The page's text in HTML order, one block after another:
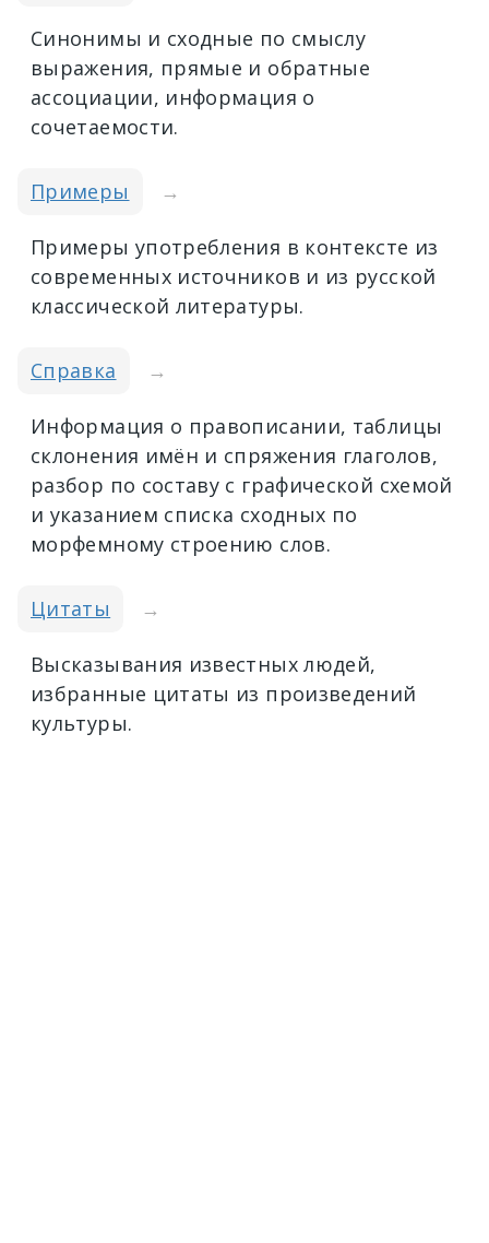
Синонимы и сходные по смыслу
выражения, прямые и обратные
ассоциации, информация о
сочетаемости.
Примеры →
Примеры употребления в контексте из
современных источников и из русской
классической литературы.
Справка →
Информация о правописании, таблицы
склонения имён и спряжения глаголов,
разбор по составу с графической схемой
и указанием списка сходных по
морфемному строению слов.
Цитаты →
Высказывания известных людей,
избранные цитаты из произведений
культуры.